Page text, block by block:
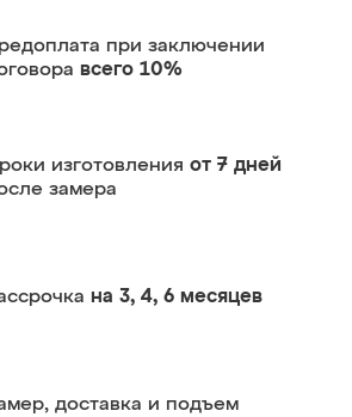
при заключении
всего 10%
изготовления от 7 дней
замера
на 3, 4, 6 месяцев
доставка и подъем